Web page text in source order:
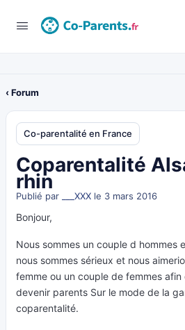
‹ Forum
Co-parentalité en France
Coparentalité
rhin
Publié par ___XXX le 3 mars 2016
Bonjour,
Nous sommes un couple d hommes
nous sommes sérieux et nous
femme ou un couple de femmes
devenir parents Sur le mode de la
coparentalité.